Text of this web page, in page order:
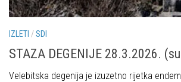
IZLETI /SDI
STAZA DEGENIJE 28.3.2026.
Velebitska degenija je izuzetno rijetka